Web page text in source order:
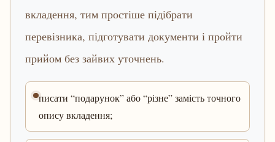
вкладення, тим простіше підібрати
перевізника, підготувати документи і пройти
прийом без зайвих уточнень.
писати “подарунок” або “різне” замість точного
опису вкладення;